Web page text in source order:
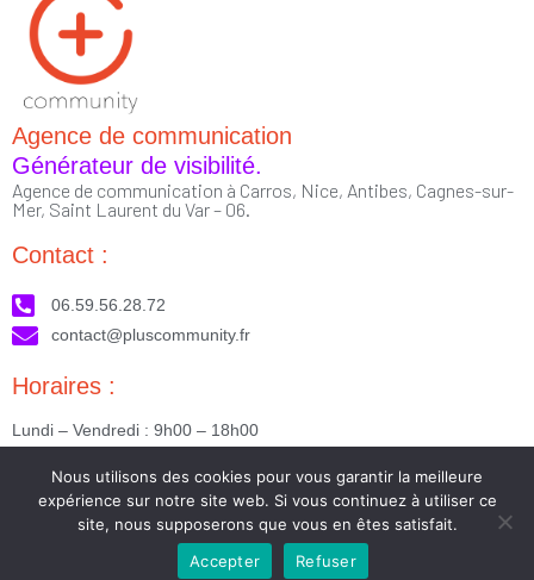
Agence de communication
Générateur de visibilité.
Agence de communication à Carros, Nice, Antibes, Cagnes-sur-
Mer, Saint Laurent du Var – 06.
Contact :
06.59.56.28.72
contact@pluscommunity.fr
Horaires :
Lundi – Vendredi : 9h00 – 18h00
Nous suivre :
Nous utilisons des cookies pour vous garantir la meilleure
expérience sur notre site web. Si vous continuez à utiliser ce
site, nous supposerons que vous en êtes satisfait.
Accepter
Refuser